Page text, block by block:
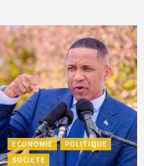
ECONOMIE
POLITIQUE
SOCIETE